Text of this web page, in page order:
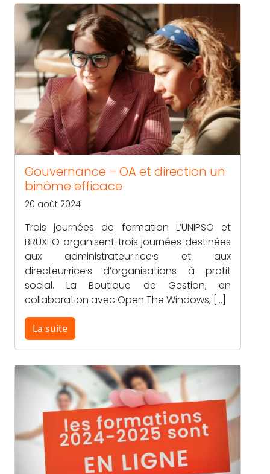
Gouvernance – OA et direction un
binôme efficace
20 août 2024
Trois journées de formation L’UNIPSO et
BRUXEO organisent trois journées destinées
aux administrateur·rice·s et aux
directeur·rice·s d’organisations à profit
social. La Boutique de Gestion, en
collaboration avec Open The Windows, […]
La suite